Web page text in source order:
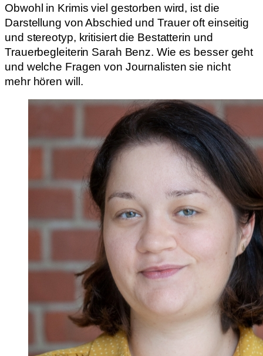
Obwohl in Krimis viel gestorben wird, ist die
Darstellung von Abschied und Trauer oft einseitig
und stereotyp, kritisiert die Bestatterin und
Trauerbegleiterin Sarah Benz. Wie es besser geht
und welche Fragen von Journalisten sie nicht
mehr hören will.